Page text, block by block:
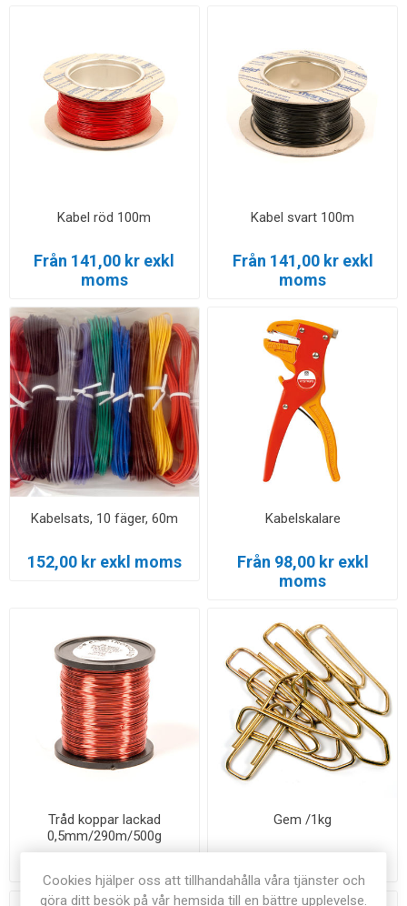
Kabel röd 100m
Från 141,00 kr exkl
moms
Kabel svart 100m
Från 141,00 kr exkl
moms
Kabelsats, 10 fäger, 60m
152,00 kr exkl moms
Kabelskalare
Från 98,00 kr exkl
moms
Tråd koppar lackad
0,5mm/290m/500g
Gem /1kg
Cookies hjälper oss att tillhandahålla våra tjänster och
göra ditt besök på vår hemsida till en bättre upplevelse.